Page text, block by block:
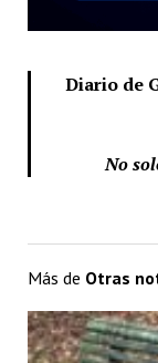
Diario de
No
Más de Otras